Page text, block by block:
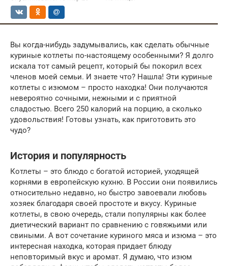
Вы когда-нибудь задумывались, как сделать обычные
куриные котлеты по-настоящему особенными? Я долго
искала тот самый рецепт, который бы покорил всех
членов моей семьи. И знаете что? Нашла! Эти куриные
котлеты с изюмом – просто находка! Они получаются
невероятно сочными, нежными и с приятной
сладостью. Всего 250 калорий на порцию, а сколько
удовольствия! Готовы узнать, как приготовить это
чудо?
История и популярность
Котлеты – это блюдо с богатой историей, уходящей
корнями в европейскую кухню. В России они появились
относительно недавно, но быстро завоевали любовь
хозяек благодаря своей простоте и вкусу. Куриные
котлеты, в свою очередь, стали популярны как более
диетический вариант по сравнению с говяжьими или
свиными. А вот сочетание куриного мяса и изюма – это
интересная находка, которая придает блюду
неповторимый вкус и аромат. Я думаю, что изюм